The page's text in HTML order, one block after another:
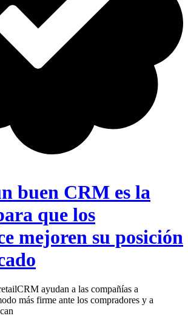
buen CRM es la
que los
mejoren su posición
ayudan a las compañías a
más firme ante los compradores y a